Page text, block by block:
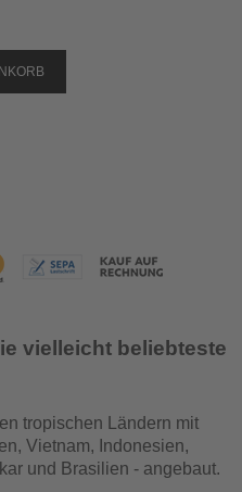
vielleicht beliebteste
tropischen Ländern mit
Vietnam, Indonesien,
und Brasilien - angebaut.